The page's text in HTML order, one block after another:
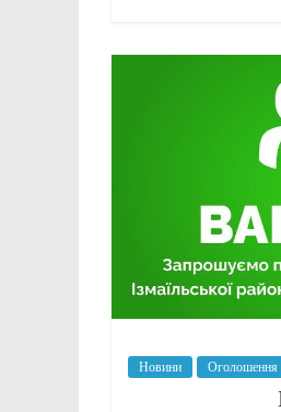
Новини Оголошення